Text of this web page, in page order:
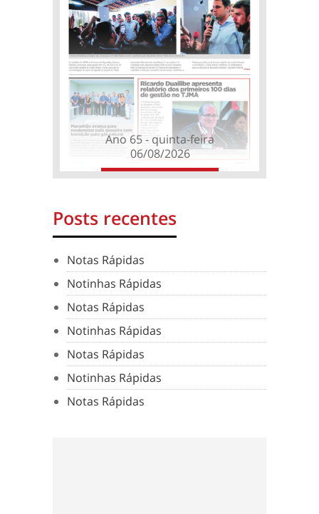
Ano 65 - quinta-feira
06/08/2026
Posts recentes
Notas Rápidas
Notinhas Rápidas
Notas Rápidas
Notinhas Rápidas
Notas Rápidas
Notinhas Rápidas
Notas Rápidas